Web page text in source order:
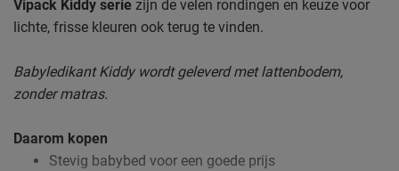
Vipack Kiddy serie zijn de velen rondingen en keuze voor
lichte, frisse kleuren ook terug te vinden.
Babyledikant Kiddy wordt geleverd met lattenbodem,
zonder matras.
Daarom kopen
Stevig babybed voor een goede prijs